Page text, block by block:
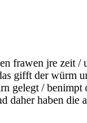
frawen jre zeit /
gifft der würm
gelegt / benimpt
daher haben die